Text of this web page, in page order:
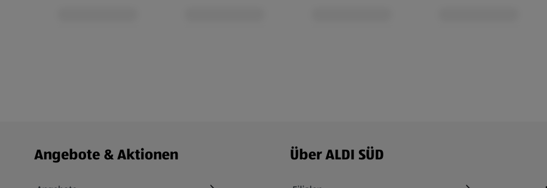
Fußzeilenmenü - weitere Links
Angebote & Aktionen Über ALDI SÜD